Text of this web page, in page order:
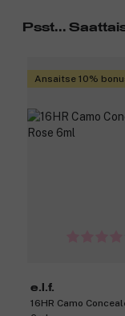
Psst...
Ansaitse 10%
e.l.f.
16HR Camo